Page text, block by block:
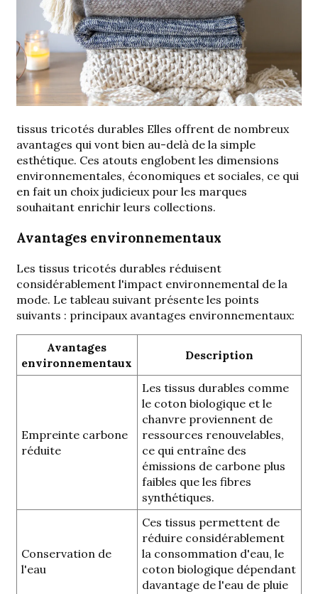
tissus tricotés durables Elles offrent de nombreux
avantages qui vont bien au-delà de la simple
esthétique. Ces atouts englobent les dimensions
environnementales, économiques et sociales, ce qui
en fait un choix judicieux pour les marques
souhaitant enrichir leurs collections.
Avantages environnementaux
Les tissus tricotés durables réduisent
considérablement l'impact environnemental de la
mode. Le tableau suivant présente les points
suivants : principaux avantages environnementaux:
Avantages
environnementaux
Description
Empreinte carbone
réduite
Les tissus durables comme
le coton biologique et le
chanvre proviennent de
ressources renouvelables,
ce qui entraîne des
émissions de carbone plus
faibles que les fibres
synthétiques.
Conservation de
l'eau
Ces tissus permettent de
réduire considérablement
la consommation d'eau, le
coton biologique dépendant
davantage de l'eau de pluie